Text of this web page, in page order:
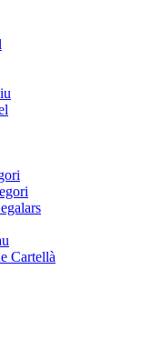
Cartellà